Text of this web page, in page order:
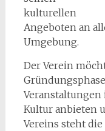
kulturellen
Angeboten an
Umgebung.
Der Verein
Kultur anbieten
Vereins steht